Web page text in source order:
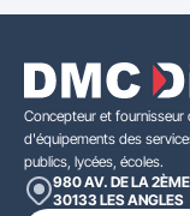
Concepteur et fournisseur
d'équipements des
publics, lycées, écoles.
980 AV. DE LA
30133 LES ANGLES